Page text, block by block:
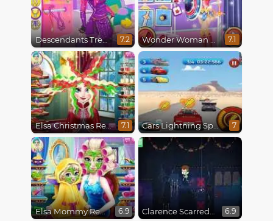
Descendants Trendsetters 7.2 Wonder Woman Fashion Event 7.1
Elsa Christmas Real Haircuts 7.1 Cars Lightning Speed 7
Elsa Mommy Real Makeover 6.9 6.9